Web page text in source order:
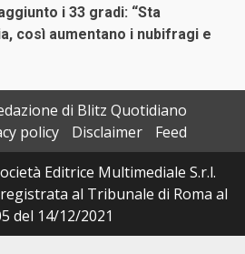
i 33 gradi: “Sta
così aumentano i nubifragi e
di Blitz Quotidiano
policy Disclaimer
Feed
Editrice Multimediale S.r.l.
al Tribunale di Roma al
del 14/12/2021